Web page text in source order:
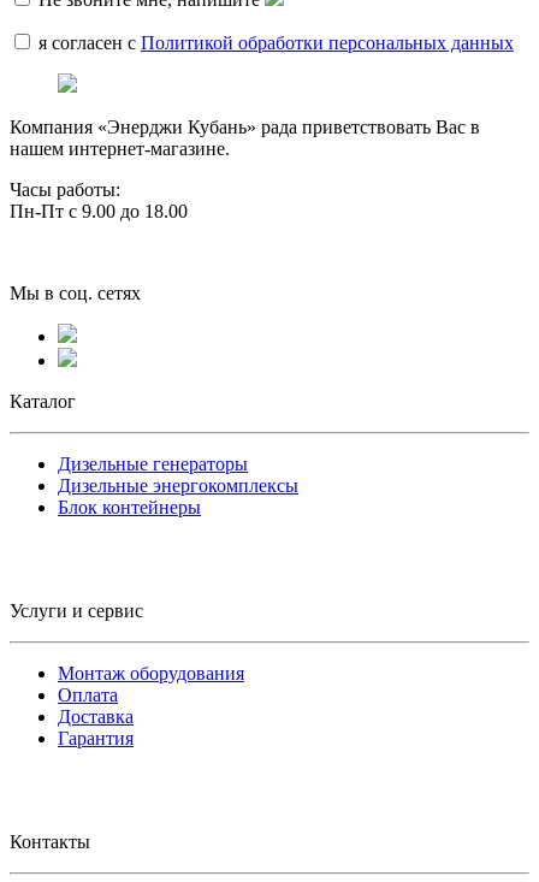
я согласен с Политикой обработки персональных данных
Компания «Энерджи Кубань» рада приветствовать Вас в
нашем интернет-магазине.
Часы работы:
Пн-Пт с 9.00 до 18.00
Мы в соц. сетях
Каталог
Дизельные генераторы
Дизельные энергокомплексы
Блок контейнеры
Услуги и сервис
Монтаж оборудования
Оплата
Доставка
Гарантия
Контакты